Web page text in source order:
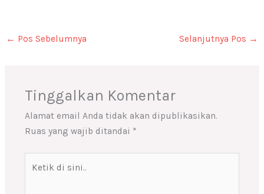
← Pos Sebelumnya Selanjutnya Pos →
Tinggalkan Komentar
Alamat email Anda tidak akan dipublikasikan.
Ruas yang wajib ditandai *